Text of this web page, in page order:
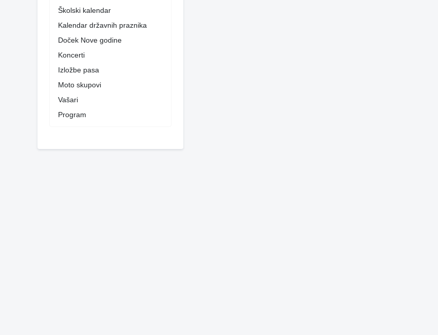
Školski kalendar
Kalendar državnih praznika
Doček Nove godine
Koncerti
Izložbe pasa
Moto skupovi
Vašari
Program